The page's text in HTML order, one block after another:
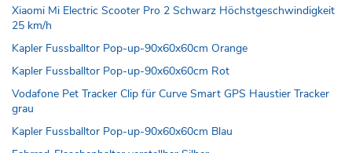
Xiaomi Mi Electric Scooter Pro 2 Schwarz Höchstgeschwindigkeit
25 km/h
Kapler Fussballtor Pop-up-90x60x60cm Orange
Kapler Fussballtor Pop-up-90x60x60cm Rot
Vodafone Pet Tracker Clip für Curve Smart GPS Haustier Tracker
grau
Kapler Fussballtor Pop-up-90x60x60cm Blau